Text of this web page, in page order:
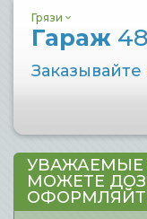
Грязи
Гараж
УВАЖАЕМЫЕ
МОЖЕТЕ